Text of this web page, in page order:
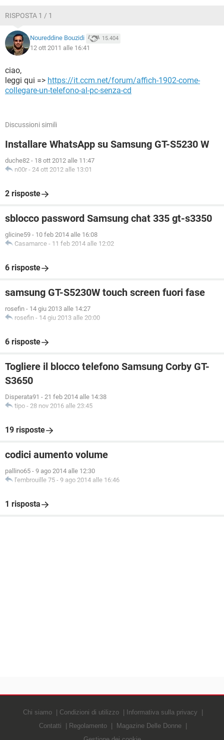
RISPOSTA 1 / 1
Noureddine Bouzidi 15.404
12 ott 2011 alle 16:41
ciao,
leggi qui => https://it.ccm.net/forum/affich-1902-come-
collegare-un-telefono-al-pc-senza-cd
Discussioni simili
Installare WhatsApp su Samsung GT-S5230 W
duche82 - 18 ott 2012 alle 11:47
n00r - 24 ott 2012 alle 13:01
2 risposte
sblocco password Samsung chat 335 gt-s3350
glicine59 - 10 feb 2014 alle 16:08
Casamarce - 11 feb 2014 alle 12:02
6 risposte
samsung GT-S5230W touch screen fuori fase
rosefin - 14 giu 2013 alle 14:27
rosefin - 14 giu 2013 alle 20:00
6 risposte
Togliere il blocco telefono Samsung Corby GT-
S3650
Disperata91 - 21 feb 2014 alle 14:38
tipo - 28 nov 2016 alle 23:45
19 risposte
codici aumento volume
pallino65 - 9 ago 2014 alle 12:30
l'embrouille 75 - 9 ago 2014 alle 16:46
1 risposta
Chi siamo Condizioni di utilizzo
Informativa sulla privacy
Contatti
Regolamento
Magazine Delle Donne